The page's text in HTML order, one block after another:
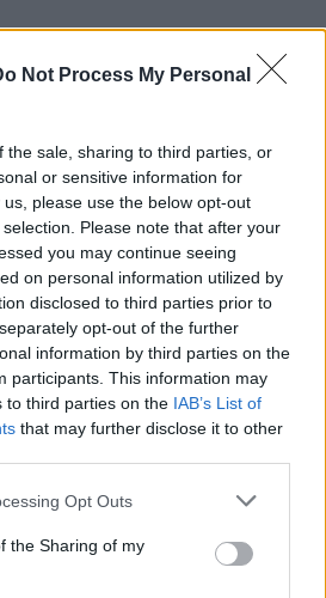
Not Process My Personal
the sale, sharing to third parties, or
or sensitive information for
please use the below opt-out
Please note that after your
you may continue seeing
on personal information utilized by
disclosed to third parties prior to
opt-out of the further
information by third parties on the
participants. This information may
to third parties on the IAB’s List of
that may further disclose it to other
Opt Outs
the Sharing of my